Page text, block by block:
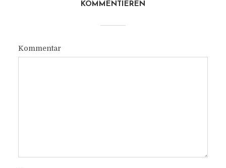
KOMMENTIEREN
Kommentar